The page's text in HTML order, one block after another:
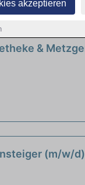
akzeptieren
Jetzt bewerben!
&
(m/w/d)